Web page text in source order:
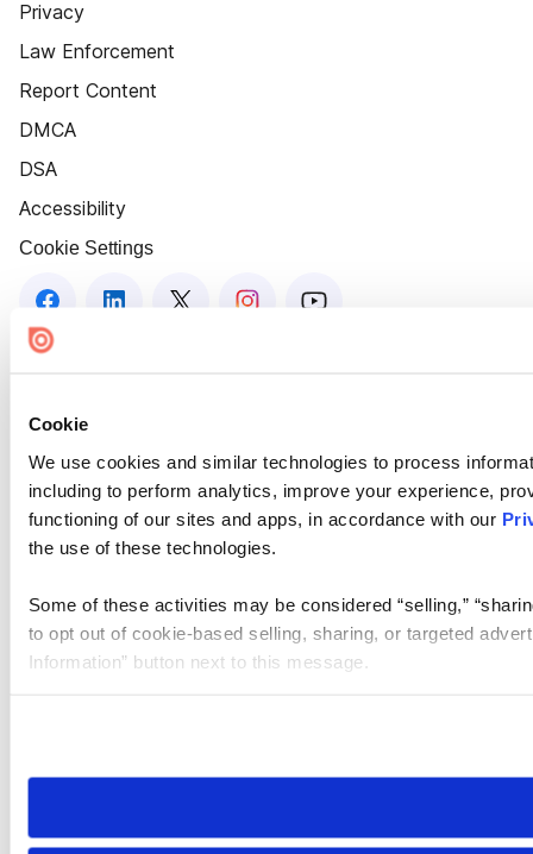
Cookie
We use cookies and similar technologies to process
including to perform analytics, improve your experience,
functioning of our sites and apps, in accordance with our
the use of these technologies.
Some of these activities may be considered “selling,”
to opt out of cookie-based selling, sharing, or targeted
Information” button next to this message.
need to be set again.
Privacy
Law Enforcement
Report Content
DMCA
DSA
Accessibility
Cookie Settings